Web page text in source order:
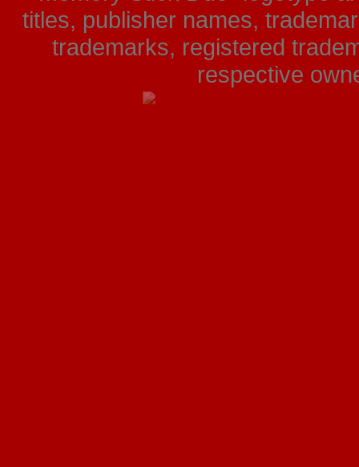
titles, publisher names,
trademarks, registered
respective